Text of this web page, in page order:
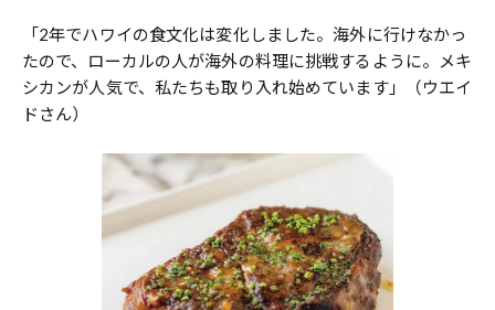
「2年でハワイの食文化は変化しました。海外に行けなかっ
たので、ローカルの人が海外の料理に挑戦するように。メキ
シカンが人気で、私たちも取り入れ始めています」（ウエイ
ドさん）